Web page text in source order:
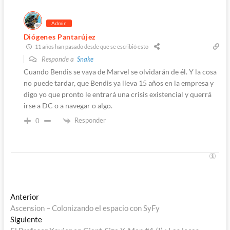
Admin
Diógenes Pantarújez
11 años han pasado desde que se escribió esto
Responde a Snake
Cuando Bendis se vaya de Marvel se olvidarán de él. Y la cosa
no puede tardar, que Bendis ya lleva 15 años en la empresa y
digo yo que pronto le entrará una crisis existencial y querrá
irse a DC o a navegar o algo.
0 Responder
Navegación
de
AnteriorEntrada
anterior:
Ascension – Colonizando el espacio con SyFy
SiguienteEntrada